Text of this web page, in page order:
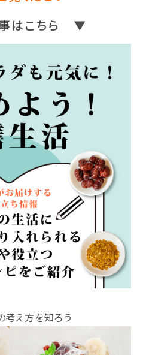
はこちら ▼
考え方を知ろう